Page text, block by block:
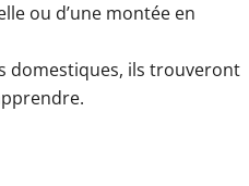
ou d’une montée en
domestiques, ils trouveront